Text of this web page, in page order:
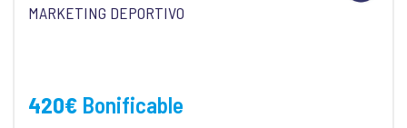
MARKETING DEPORTIVO
420€ Bonificable